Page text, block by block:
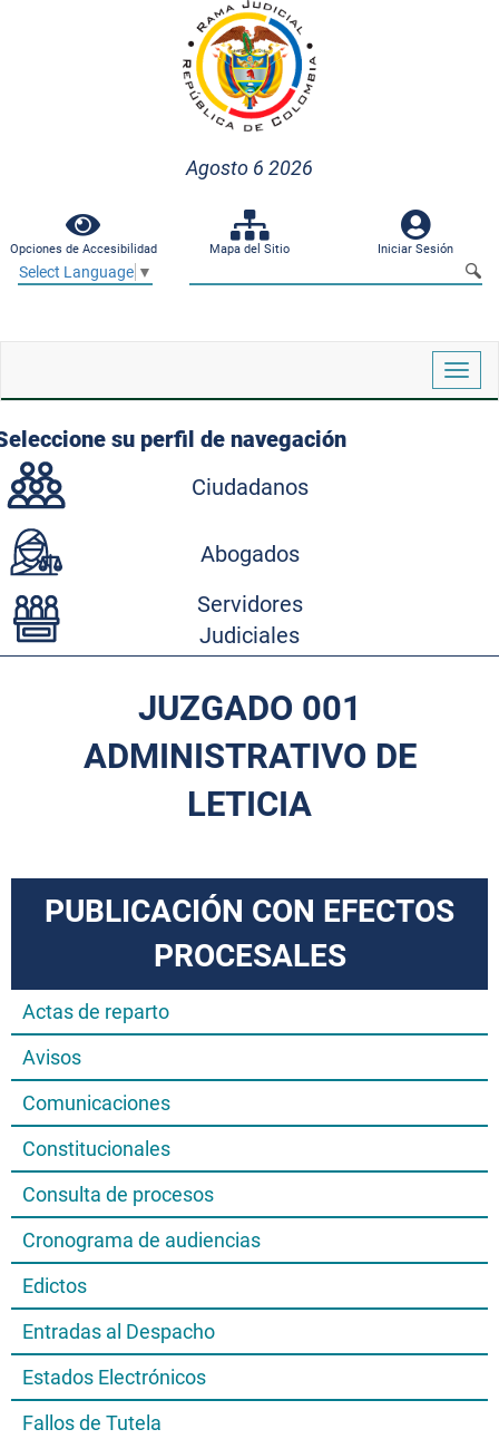
Agosto 6 2026
Opciones de Accesibilidad Mapa del Sitio Iniciar Sesión
Select Language ▼
su perfil de navegación
Ciudadanos
Abogados
Servidores
Judiciales
JUZGADO 001
ADMINISTRATIVO DE
LETICIA
PUBLICACIÓN CON EFECTOS
PROCESALES
Actas de reparto
Avisos
Comunicaciones
Constitucionales
Consulta de procesos
Cronograma de audiencias
Edictos
Entradas al Despacho
Estados Electrónicos
Fallos de Tutela